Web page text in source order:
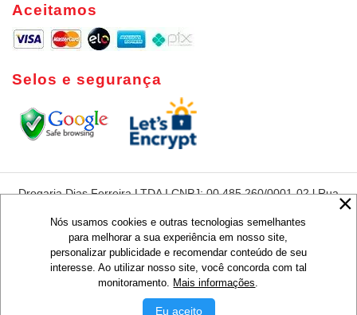
Aceitamos
Selos e segurança
Drogaria Dias Ferreira LTDA I CNPJ: 00.485.260/0001-02 l Rua
050
Preços e condições de pagamentos são exclusivos para compras via
Internet, válidos para o dia de hoje ou enquanto durarem nossos
estoques, não sendo obrigatoriamente o mesmo que os praticados em
lojas.
Nós usamos cookies e outras tecnologias semelhantes
para melhorar a sua experiência em nosso site,
personalizar publicidade e recomendar conteúdo de seu
interesse. Ao utilizar nosso site, você concorda com tal
monitoramento. Mais informações.